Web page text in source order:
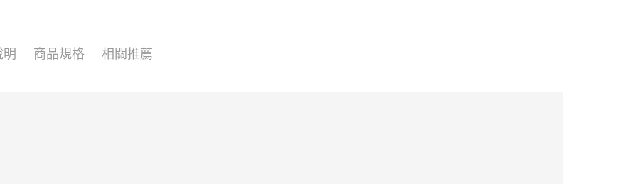
明 商品規格 相關推薦